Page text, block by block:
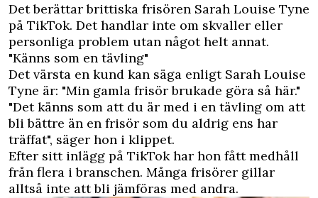
Det berättar brittiska frisören Sarah Louise Tyne
på TikTok. Det handlar inte om skvaller eller
personliga problem utan något helt annat.
"Känns som en tävling"
Det värsta en kund kan säga enligt Sarah Louise
Tyne är: "Min gamla frisör brukade göra så här."
"Det känns som att du är med i en tävling om att
bli bättre än en frisör som du aldrig ens har
träffat", säger hon i klippet.
Efter sitt inlägg på TikTok har hon fått medhåll
från flera i branschen. Många frisörer gillar
alltså inte att bli jämföras med andra.